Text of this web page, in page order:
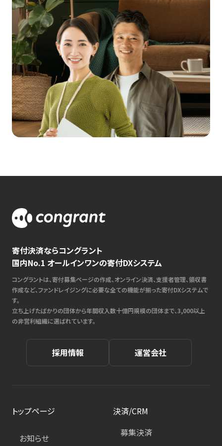
寄付決済ならコングラント
国内No.1 オールインワンの寄付DXシステム
コングラントは、寄付募集ページの作成、オンライン決済、支援者管理、領収書
作成など、ファンドレイジングに必要な全ての機能が揃った寄付DXシステムで
す。
立ち上げたばかりの団体から年間収入数十億円規模の団体まで、3,000以上
の非営利組織に選ばれています。
採用情報 運営会社
トップページ
お知らせ
決済/CRM
募集決済